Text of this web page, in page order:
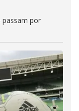
passam por